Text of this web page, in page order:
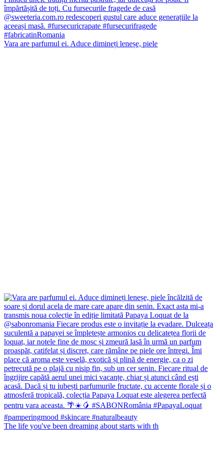
Vara are parfumul ei. Aduce dimineți leneșe, piele
The life you've been dreaming about starts with th